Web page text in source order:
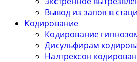
Вывод из запоя в
Кодирование
Кодирование
Дисульфирам
Налтрексон